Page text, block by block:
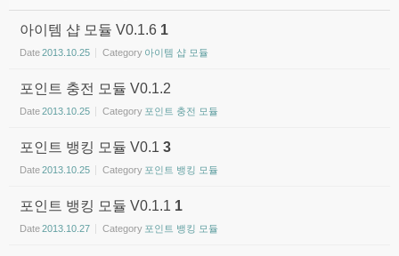
아이템 샵 모듈 V0.1.6 1
Date2013.10.25 Category 아이템 샵 모듈
포인트 충전 모듈 V0.1.2
Date2013.10.25 Category 포인트 충전 모듈
포인트 뱅킹 모듈 V0.1 3
Date2013.10.25 Category 포인트 뱅킹 모듈
포인트 뱅킹 모듈 V0.1.1 1
Date2013.10.27 Category 포인트 뱅킹 모듈